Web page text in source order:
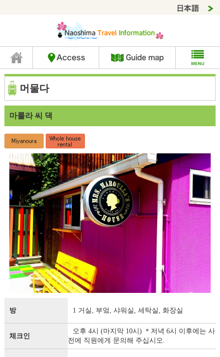
머물다
마룰라 씨 댁
방 1 거실, 부엌, 샤워실, 세탁실, 화장실
체크인
오후 4시 (마지막 10시) ＊저녁 6시 이후에는 사
전에 직원에게 문의해 주십시오.